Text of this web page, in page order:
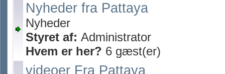
Nyheder fra Pattaya
Nyheder
Styret af: Administrator
Hvem er her? 6 gæst(er)
videoer Fra Pattaya